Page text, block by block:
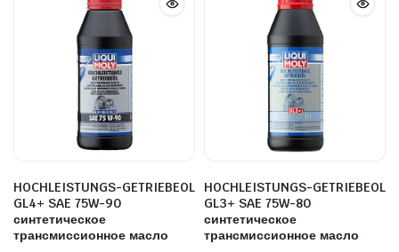
HOCHLEISTUNGS-GETRIEBEOL
GL4+ SAE 75W-90
синтетическое
трансмиссионное масло
HOCHLEISTUNGS-GETRIEBEOL
GL3+ SAE 75W-80
синтетическое
трансмиссионное масло